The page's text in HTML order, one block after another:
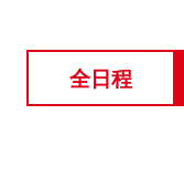
全日程